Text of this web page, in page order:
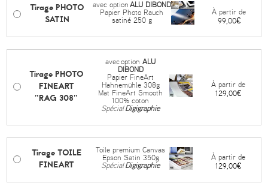
Tirage PHOTO
SATIN
avec option ALU DIBOND
Papier Photo Rauch
satiné 250 g
À partir de
99,00€
Tirage PHOTO
FINEART
"RAG 308"
avecoptionALU
DIBOND
Papier FineArt
Hahnemühle 308g
Mat FineArt Smooth
100% coton
SpécialDigigraphie
À partir de
129,00€
Tirage TOILE
FINEART
Toile premium Canvas
Epson Satin 350g
SpécialDigigraphie
À partir de
129,00€